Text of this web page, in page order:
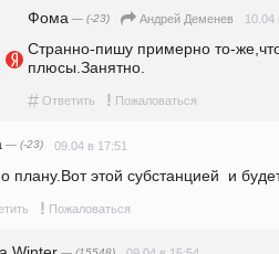
Фома — (-23) Андрей Деменев 10.04
Cтранно-пишу примерно то-
плюсы.Занятно.
# Ответить ! Пожаловаться
— (-23) 09.04 в 17:51
плану.Вот этой субстанцией  и
! Пожаловаться